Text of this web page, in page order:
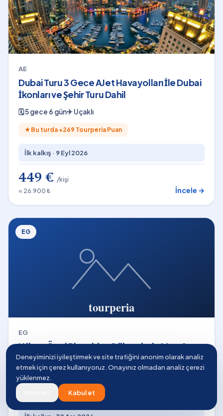
AE
Dubai Turu 3 Gece AJet Havayolları İle Dubai
İkonları ve Şehir Turu Dahil
🗓5 gece 6 gün✈Uçaklı
★ Bu turda +269 Tourperia Puan
İlk kalkış · 9 Eyl 2026
449 € /kişi
≈ 26.900 ₺
İncele →
EG
EG
Yılbaşı Özel Piramitler Gölgesinde Mısır &
Kahire Turu Rotası
🗓3 gece 4 gün
462Tourperia Puan
Deneyiminizi iyileştirmek ve site trafiğini anonim olarak analiz
etmek için çerez kullanıyoruz. Onayınız olmadan analiz çerezi
yüklenmez.
Kabul et